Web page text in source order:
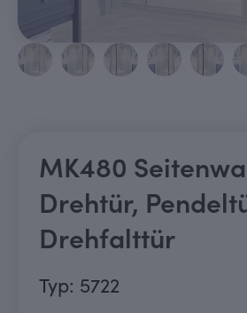
MK480
Drehtür,
Drehfalttür
Typ: 5722